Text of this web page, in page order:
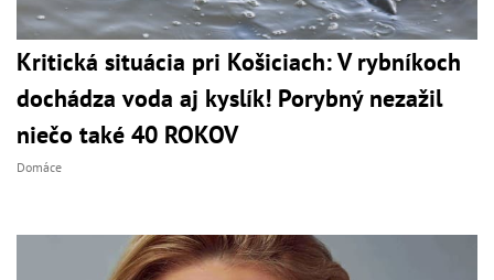
Kritická situácia pri Košiciach: V rybníkoch
dochádza voda aj kyslík! Porybný nezažil
niečo také 40 ROKOV
Domáce